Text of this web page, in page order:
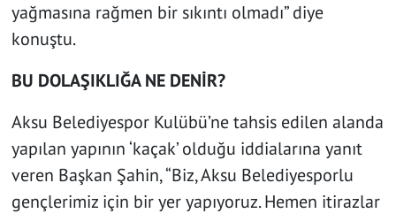
yağmasına rağmen bir sıkıntı olmadı” diye
konuştu.
BU DOLAŞIKLIĞA NE DENİR?
Aksu Belediyespor Kulübü’ne tahsis edilen alanda
yapılan yapının ‘kaçak’ olduğu iddialarına yanıt
veren Başkan Şahin, “Biz, Aksu Belediyesporlu
gençlerimiz için bir yer yapıyoruz. Hemen itirazlar